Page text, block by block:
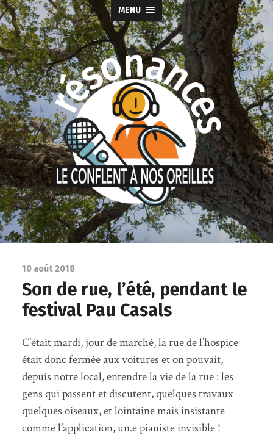
MENU
10 août 2018
Son de rue, l’été, pendant le
festival Pau Casals
C’était mardi, jour de marché, la rue de l’hospice
était donc fermée aux voitures et on pouvait,
depuis notre local, entendre la vie de la rue : les
gens qui passent et discutent, quelques travaux
quelques oiseaux, et lointaine mais insistante
comme l’application, un.e pianiste invisible !